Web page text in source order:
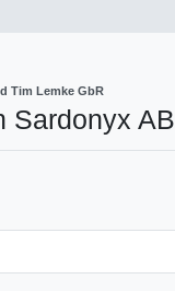
Tim Lemke GbR
Sardonyx